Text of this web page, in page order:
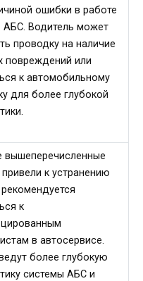
ошибки в работе
АБС. Водитель может
проводку на наличие
повреждений или
к автомобильному
для более глубокой
вышеперечисленные
к устранению
к
в автосервисе.
более глубокую
системы АБС и